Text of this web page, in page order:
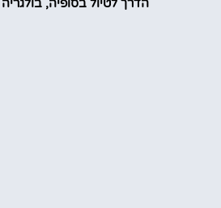
הדרך לטיול בסופיה,